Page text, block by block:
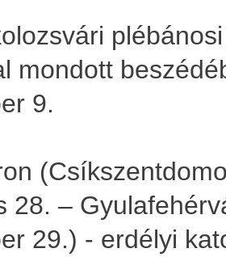
mondott
9.
28. –
29.) - erdélyi